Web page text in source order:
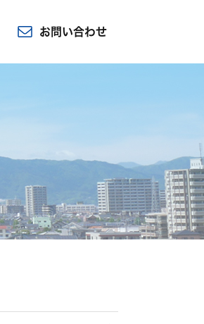
お問い合わせ